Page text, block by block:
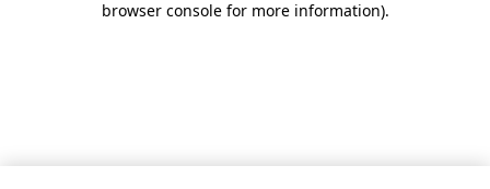
browser console for more information).